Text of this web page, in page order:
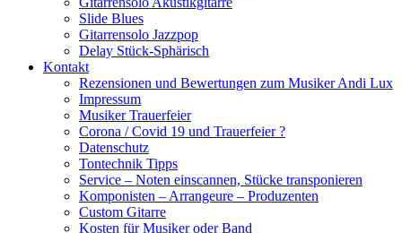
Slide Blues
Gitarrensolo Jazzpop
Delay Stück-Sphärisch
Kontakt
Rezensionen und Bewertungen zum Musiker Andi Lux
Impressum
Musiker Trauerfeier
Corona / Covid 19 und Trauerfeier ?
Datenschutz
Tontechnik Tipps
Service – Noten einscannen, Stücke transponieren
Komponisten – Arrangeure – Produzenten
Custom Gitarre
Kosten für Musiker oder Band